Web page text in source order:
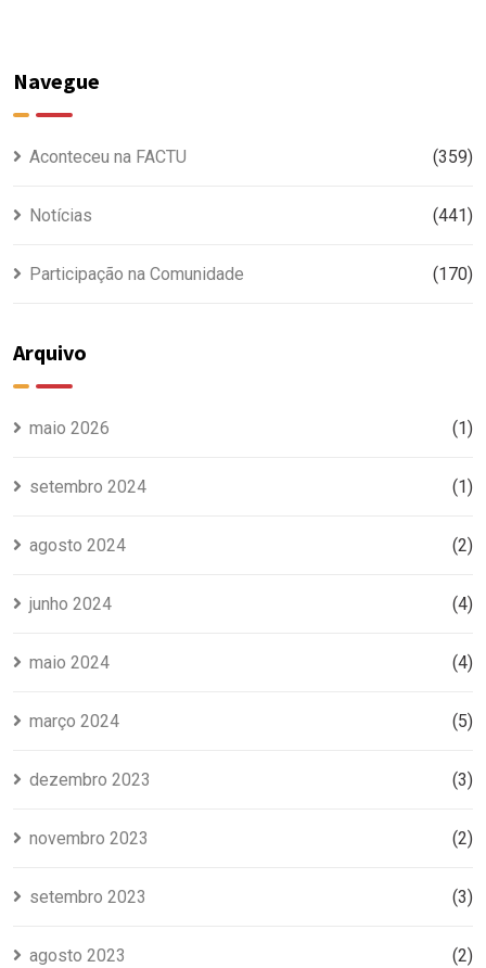
Navegue
Aconteceu na FACTU (359)
Notícias (441)
Participação na Comunidade (170)
Arquivo
maio 2026 (1)
setembro 2024 (1)
agosto 2024 (2)
junho 2024 (4)
maio 2024 (4)
março 2024 (5)
dezembro 2023 (3)
novembro 2023 (2)
setembro 2023 (3)
agosto 2023 (2)